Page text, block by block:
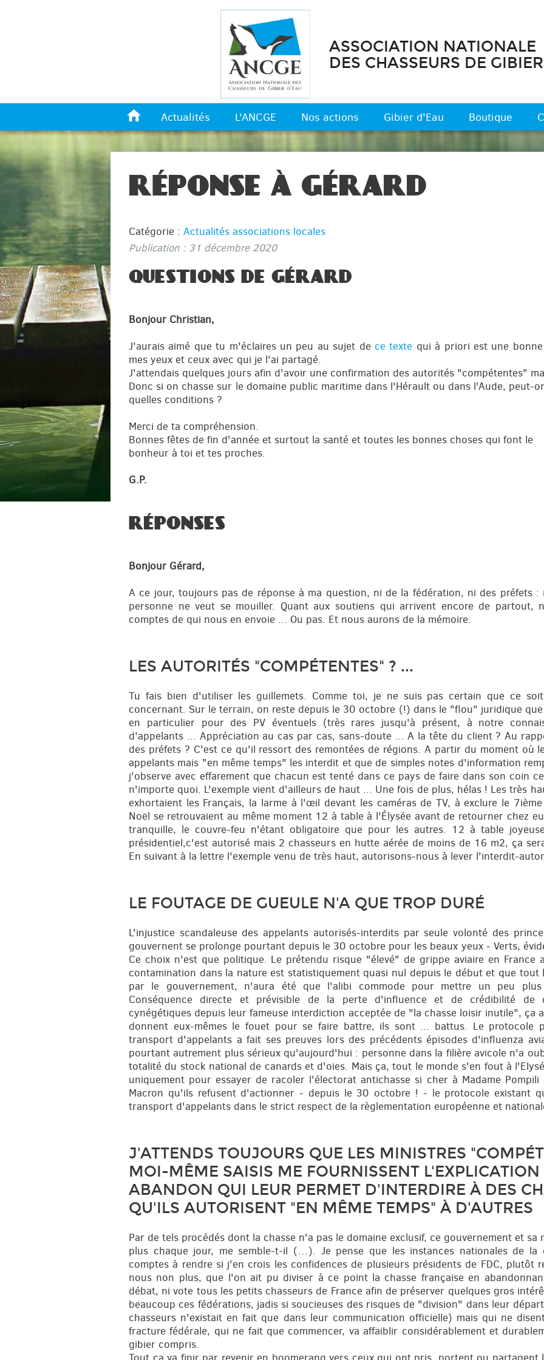
ASSOCIATION NATIONALE
DES CHASSEURS DE
* Actualités L'ANCGE Nos actions Gibier d'Eau Boutique
RÉPONSE À GÉRARD
Catégorie : Actualités associations locales
Publication : 31 décembre 2020
QUESTIONS DE GÉRARD
Bonjour Christian,
J'aurais aimé que tu m'éclaires un peu au sujet de ce texte qui à priori est une
mes yeux et ceux avec qui je l'ai partagé.
J'attendais quelques jours afin d'avoir une confirmation des autorités "compétentes"
Donc si on chasse sur le domaine public maritime dans l'Hérault ou dans l'Aude, peut-
quelles conditions ?
Merci de ta compréhension.
Bonnes fêtes de fin d'année et surtout la santé et toutes les bonnes choses qui font le
bonheur à toi et tes proches.
G.P.
RÉPONSES
Bonjour Gérard,
A ce jour, toujours pas de réponse à ma question, ni de la fédération, ni des préfets
personne ne veut se mouiller. Quant aux soutiens qui arrivent encore de partout,
comptes de qui nous en envoie ... Ou pas. Et nous aurons de la mémoire.
LES AUTORITÉS "COMPÉTENTES" ? ...
Tu fais bien d'utiliser les guillemets. Comme toi, je ne suis pas certain que ce
concernant. Sur le terrain, on reste depuis le 30 octobre (!) dans le "flou" juridique
en particulier pour des PV éventuels (très rares jusqu'à présent, à notre
d'appelants ... Appréciation au cas par cas, sans-doute ... A la tête du client ? Au
des préfets ? C'est ce qu'il ressort des remontées de régions. A partir du moment où
appelants mais "en même temps" les interdit et que de simples notes d'information
j'observe avec effarement que chacun est tenté dans ce pays de faire dans son coin
n'importe quoi. L'exemple vient d'ailleurs de haut ... Une fois de plus, hélas ! Les très
exhortaient les Français, la larme à l'œil devant les caméras de TV, à exclure le
Noël se retrouvaient au même moment 12 à table à l'Élysée avant de retourner chez
tranquille, le couvre-feu n'étant obligatoire que pour les autres. 12 à table
présidentiel,c'est autorisé mais 2 chasseurs en hutte aérée de moins de 16 m2, ça
En suivant à la lettre l'exemple venu de très haut, autorisons-nous à lever l'interdit-
LE FOUTAGE DE GUEULE N'A QUE TROP DURÉ
L'injustice scandaleuse des appelants autorisés-interdits par seule volonté des
gouvernent se prolonge pourtant depuis le 30 octobre pour les beaux yeux - Verts,
Ce choix n'est que politique. Le prétendu risque "élevé" de grippe aviaire en France
contamination dans la nature est statistiquement quasi nul depuis le début et que tout
par le gouvernement, n'aura été que l'alibi commode pour mettre un peu plus
Conséquence directe et prévisible de la perte d'influence et de crédibilité de
cynégétiques depuis leur fameuse interdiction acceptée de "la chasse loisir inutile", ça
donnent eux-mêmes le fouet pour se faire battre, ils sont ... battus. Le protocole
transport d'appelants a fait ses preuves lors des précédents épisodes d'influenza
pourtant autrement plus sérieux qu'aujourd'hui : personne dans la filière avicole n'a
totalité du stock national de canards et d'oies. Mais ça, tout le monde s'en fout à
uniquement pour essayer de racoler l'électorat antichasse si cher à Madame
Macron qu'ils refusent d'actionner - depuis le 30 octobre ! - le protocole existant
transport d'appelants dans le strict respect de la règlementation européenne et
J'ATTENDS TOUJOURS QUE LES MINISTRES
MOI-MÊME SAISIS ME FOURNISSENT L'EXPLICATION
ABANDON QUI LEUR PERMET D'INTERDIRE À DES
QU'ILS AUTORISENT "EN MÊME TEMPS" À D'AUTRES
Par de tels procédés dont la chasse n'a pas le domaine exclusif, ce gouvernement et
plus chaque jour, me semble-t-il (…). Je pense que les instances nationales de la
comptes à rendre si j'en crois les confidences de plusieurs présidents de FDC, plutôt
nous non plus, que l'on ait pu diviser à ce point la chasse française en
débat, ni vote tous les petits chasseurs de France afin de préserver quelques gros
beaucoup ces fédérations, jadis si soucieuses des risques de "division" dans leur
chasseurs n'existait en fait que dans leur communication officielle) mais qui ne
fracture fédérale, qui ne fait que commencer, va affaiblir considérablement et
gibier compris.